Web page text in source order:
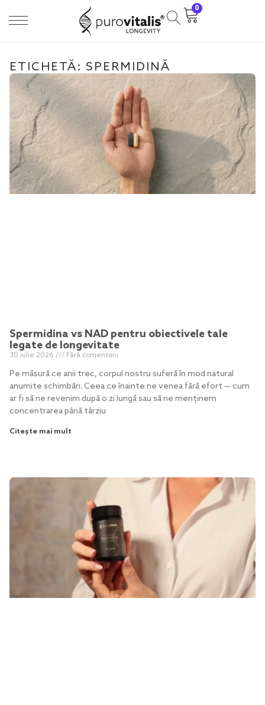
0
ETICHETĂ: SPERMIDINĂ
Spermidina vs NAD pentru obiectivele tale
legate de longevitate
30 iulie 2026 Fără comentarii
Pe măsură ce anii trec, corpul nostru suferă în mod natural
anumite schimbări. Ceea ce înainte ne venea fără efort — cum
ar fi să ne revenim după o zi lungă sau să ne menținem
concentrarea până târziu
Citește mai mult